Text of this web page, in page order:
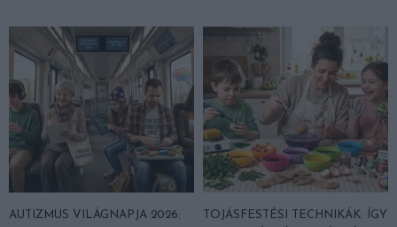
AUTIZMUS VILÁGNAPJA 2026:
TOJÁSFESTÉSI TECHNIKÁK: ÍGY